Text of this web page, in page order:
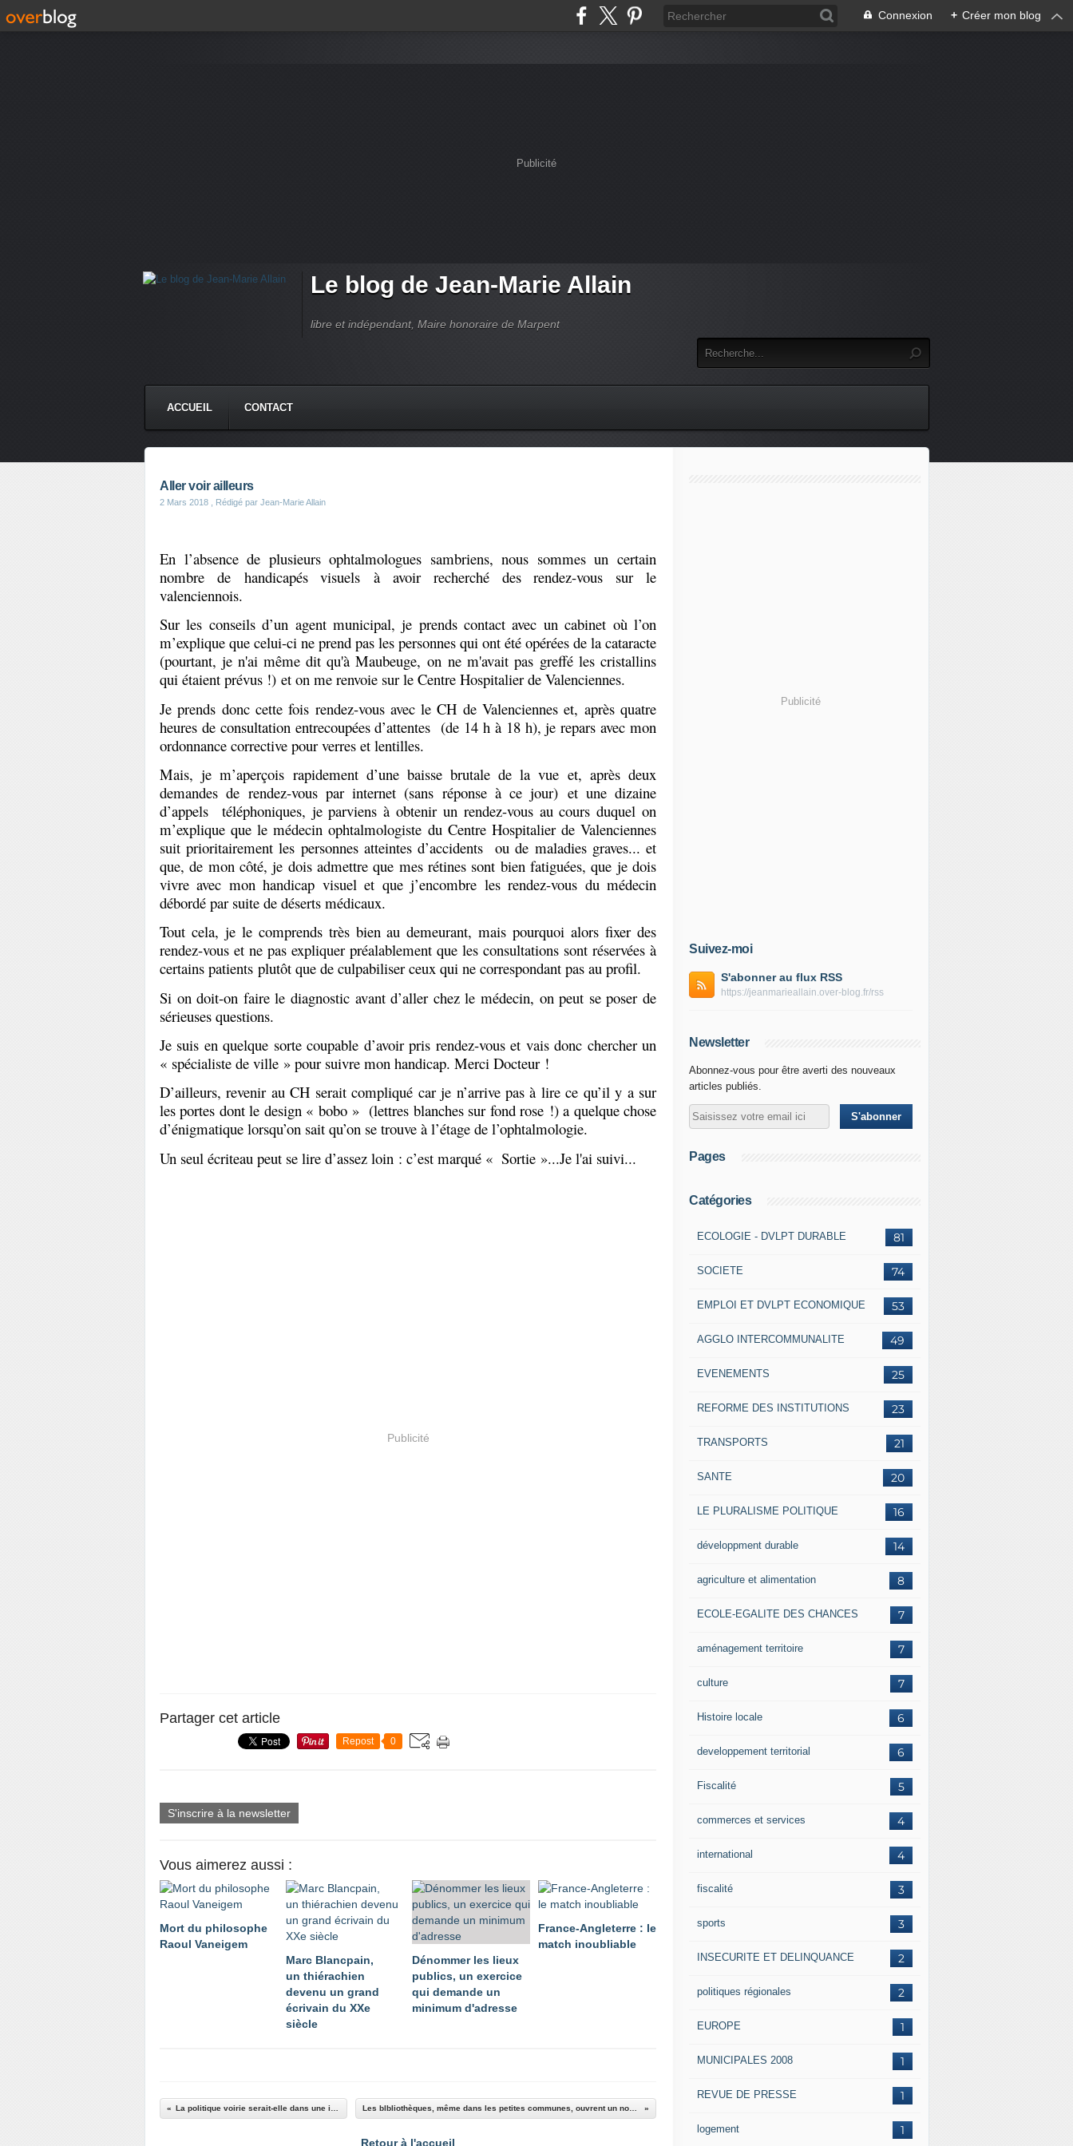
Connexion + Créer mon blog
Publicité
Le blog de Jean-Marie Allain
libre et indépendant, Maire honoraire de Marpent
ACCUEIL CONTACT
Aller voir ailleurs
2 Mars 2018 , Rédigé par Jean-Marie Allain
En l’absence de plusieurs ophtalmologues sambriens, nous sommes un certain
nombre de handicapés visuels à avoir recherché des rendez-vous sur le
valenciennois.
Sur les conseils d’un agent municipal, je prends contact avec un cabinet où l’on
m’explique que celui-ci ne prend pas les personnes qui ont été opérées de la cataracte
(pourtant, je n'ai même dit qu'à Maubeuge, on ne m'avait pas greffé les cristallins
qui étaient prévus !) et on me renvoie sur le Centre Hospitalier de Valenciennes.
Je prends donc cette fois rendez-vous avec le CH de Valenciennes et, après quatre
heures de consultation entrecoupées d’attentes (de 14 h à 18 h), je repars avec mon
ordonnance corrective pour verres et lentilles.
Mais, je m’aperçois rapidement d’une baisse brutale de la vue et, après deux
demandes de rendez-vous par internet (sans réponse à ce jour) et une dizaine
d’appels téléphoniques, je parviens à obtenir un rendez-vous au cours duquel on
m’explique que le médecin ophtalmologiste du Centre Hospitalier de Valenciennes
suit prioritairement les personnes atteintes d’accidents
ou de maladies graves... et
que, de mon côté, je dois admettre que mes rétines sont bien fatiguées, que je dois
vivre avec mon handicap visuel et que j’encombre les rendez-vous du médecin
débordé par suite de déserts médicaux.
Tout cela, je le comprends très bien au demeurant, mais pourquoi alors fixer des
rendez-vous et ne pas expliquer préalablement que les consultations sont réservées à
certains patients plutôt que de culpabiliser ceux qui ne correspondant pas au profil.
Si on doit-on faire le diagnostic avant d’aller chez le médecin, on peut se poser de
sérieuses questions.
Je suis en quelque sorte coupable d’avoir pris rendez-vous et vais donc chercher un
« spécialiste de ville » pour suivre mon handicap. Merci Docteur !
D’ailleurs, revenir au CH serait compliqué car je n’arrive pas à lire ce qu’il y a sur
les portes dont le design « bobo » (lettres blanches sur fond rose !) a quelque chose
d’énigmatique lorsqu’on sait qu’on se trouve à l’étage de l’ophtalmologie.
Un seul écriteau peut se lire d’assez loin : c’est marqué « Sortie »...Je l'ai suivi...
Publicité
Partager cet article
Repost 0
S'inscrire à la newsletter
Vous aimerez aussi :
Mort du philosophe
Raoul Vaneigem
Marc Blancpain,
un thiérachien
devenu un grand
écrivain du XXe
siècle
Dénommer les lieux
publics, un exercice
qui demande un
minimum d'adresse
France-Angleterre : le
match inoubliable
Retour à l'accueil
Publicité
Suivez-moi
S'abonner au flux RSS
https://jeanmarieallain.over-blog.fr/rss
Newsletter
Abonnez-vous pour être averti des nouveaux
articles publiés.
Pages
Catégories
81
ECOLOGIE - DVLPT DURABLE
74
SOCIETE
53
EMPLOI ET DVLPT ECONOMIQUE
49
AGGLO INTERCOMMUNALITE
25
EVENEMENTS
23
REFORME DES INSTITUTIONS
21
TRANSPORTS
20
SANTE
16
LE PLURALISME POLITIQUE
14
développment durable
8
agriculture et alimentation
7
ECOLE-EGALITE DES CHANCES
7
aménagement territoire
7
culture
6
Histoire locale
6
developpement territorial
5
Fiscalité
4
commerces et services
4
international
3
fiscalité
3
sports
2
INSECURITE ET DELINQUANCE
2
politiques régionales
1
EUROPE
1
MUNICIPALES 2008
1
REVUE DE PRESSE
1
logement